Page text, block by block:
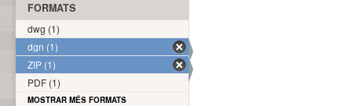
FORMATS
dwg (1)
dgn (1)
ZIP (1)
PDF (1)
MOSTRAR MÉS FORMATS